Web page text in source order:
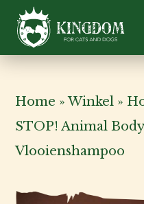
Home »Winkel »
STOP! Animal
Vlooienshampoo